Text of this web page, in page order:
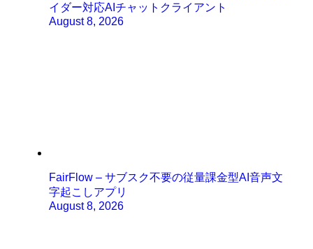
イダー対応AIチャットクライアント
August 8, 2026
FairFlow – サブスク不要の従量課金型AI音声文
字起こしアプリ
August 8, 2026